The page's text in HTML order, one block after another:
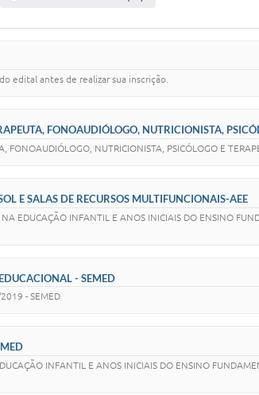
do edital antes de realizar sua inscrição.
FONOAUDIÓLOGO, NUTRICIONISTA,
NUTRICIONISTA, PSICÓLOGO E
E SALAS DE RECURSOS MULTIFUNCIONAIS-AEE
EDUCAÇÃO INFANTIL E ANOS INICIAIS DO ENSINO
- SEMED
2019 - SEMED
INFANTIL E ANOS INICIAIS DO ENSINO